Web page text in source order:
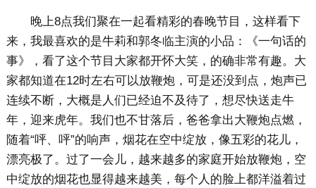
晚上8点我们聚在一起看精彩的春晚节目，这样看下
来，我最喜欢的是牛莉和郭冬临主演的小品：《一句话的
事》，看了这个节目大家都开怀大笑，的确非常有趣。大
家都知道在12时左右可以放鞭炮，可是还没到点，炮声已
连续不断，大概是人们已经迫不及待了，想尽快送走牛
年，迎来虎年。我们也不甘落后，爸爸拿出大鞭炮点燃，
随着“呯、呯”的响声，烟花在空中绽放，像五彩的花儿，
漂亮极了。过了一会儿，越来越多的家庭开始放鞭炮，空
中绽放的烟花也显得越来越美，每个人的脸上都洋溢着过